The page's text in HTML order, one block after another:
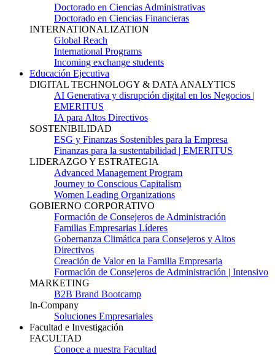
Doctorado en Ciencias Administrativas
Doctorado en Ciencias Financieras
INTERNATIONALIZATION
Global Reach
International Programs
Incoming exchange students
Educación Ejecutiva
DIGITAL TECHNOLOGY & DATA ANALYTICS
AI Generativa y disrupción digital en los Negocios |
EMERITUS
IA para Altos Directivos
SOSTENIBILIDAD
ESG y Finanzas Sostenibles para la Empresa
Finanzas para la sustentabilidad | EMERITUS
LIDERAZGO Y ESTRATEGIA
Advanced Management Program
Journey to Conscious Capitalism
Women Leading Organizations
GOBIERNO CORPORATIVO
Formación de Consejeros de Administración
Familias Empresarias Líderes
Gobernanza Climática para Consejeros y Altos
Directivos
Creación de Valor en la Familia Empresaria
Formación de Consejeros de Administración | Intensivo
MARKETING
B2B Brand Bootcamp
In-Company
Soluciones Empresariales
Facultad e Investigación
FACULTAD
Conoce a nuestra Facultad